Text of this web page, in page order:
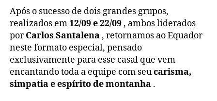
Após o sucesso de dois grandes grupos,
realizados em12/09 e 22/09 , ambos liderados
porCarlos Santalena , retornamos ao Equador
neste formato especial, pensado
exclusivamente para esse casal que vem
encantando toda a equipe com seucarisma,
simpatia e espírito de montanha .